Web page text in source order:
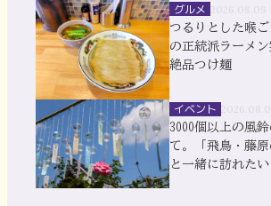
グルメ
つるりとした喉
の正統派ラーメ
絶品つけ麺
イベント
3000個以上の風
て。「飛鳥・藤
と一緒に訪れた